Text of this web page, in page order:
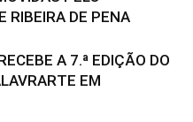
RIBEIRA DE PENA
A 7.ª EDIÇÃO DO
EM